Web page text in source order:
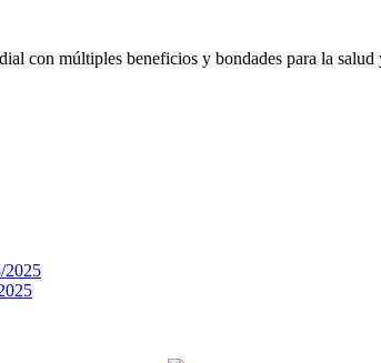
con múltiples beneficios y bondades para la
2025